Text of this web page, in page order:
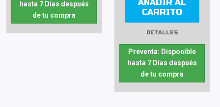
hasta 7 Días después
de tu compra
CARRITO
DETALLES
Preventa: Disponible
hasta 7 Días después
de tu compra